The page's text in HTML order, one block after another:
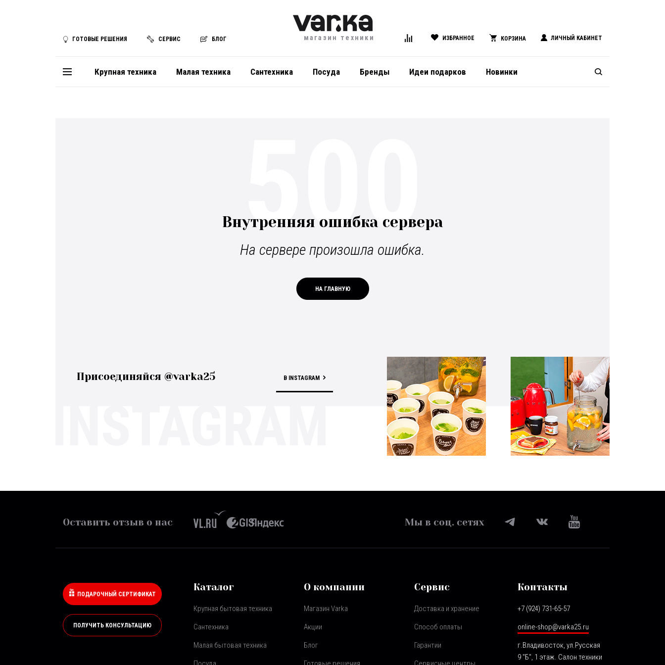
ГОТОВЫЕ РЕШЕНИЯ СЕРВИС БЛОГ магазин техники ИЗБРАННОЕ КОРЗИНА ЛИЧНЫЙ КАБИНЕТ
Крупная техника Малая техника Сантехника Посуда Бренды Идеи подарков Новинки
Внутренняя ошибка сервера
На сервере произошла ошибка.
НА ГЛАВНУЮ
500
Присоединяйся @varka25 В INSTAGRAM
Оставить отзыв о нас Мы в соц. сетях
ПОДАРОЧНЫЙ СЕРТИФИКАТ
ПОЛУЧИТЬ КОНСУЛЬТАЦИЮ
Каталог
Крупная бытовая техника
Сантехника
Малая бытовая техника
О компании
Магазин Varka
Акции
Блог
Сервис
Доставка и хранение
Способ оплаты
Гарантии
Контакты
+7 (924) 731-65-57
online-shop@varka25.ru
г.Владивосток, ул.Русская
9 "Б", 1 этаж. Салон техники